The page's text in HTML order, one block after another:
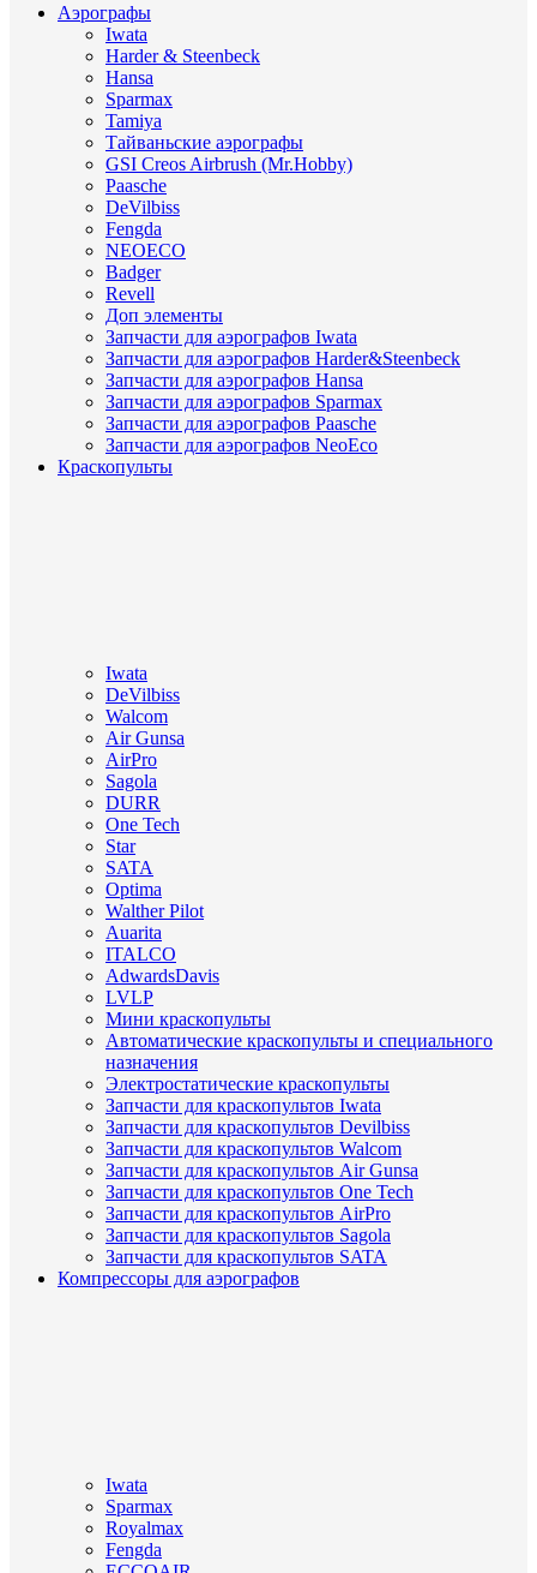
Аэрографы
Iwata
Harder & Steenbeck
Hansa
Sparmax
Tamiya
Тайваньские аэрографы
GSI Creos Airbrush (Mr.Hobby)
Paasche
DeVilbiss
Fengda
NEOECO
Badger
Revell
Доп элементы
Запчасти для аэрографов Iwata
Запчасти для аэрографов Harder&Steenbeck
Запчасти для аэрографов Hansa
Запчасти для аэрографов Sparmax
Запчасти для аэрографов Paasche
Запчасти для аэрографов NeoEco
Краскопульты
Iwata
DeVilbiss
Walcom
Air Gunsa
AirPro
Sagola
DURR
One Tech
Star
SATA
Optima
Walther Pilot
Auarita
ITALCO
AdwardsDavis
LVLP
Мини краскопульты
Автоматические краскопульты и специального
назначения
Электростатические краскопульты
Запчасти для краскопультов Iwata
Запчасти для краскопультов Devilbiss
Запчасти для краскопультов Walcom
Запчасти для краскопультов Air Gunsa
Запчасти для краскопультов One Tech
Запчасти для краскопультов AirPro
Запчасти для краскопультов Sagola
Запчасти для краскопультов SATA
Компрессоры для аэрографов
Iwata
Sparmax
Royalmax
Fengda